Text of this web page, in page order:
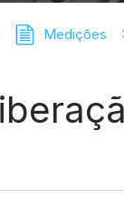
Medições